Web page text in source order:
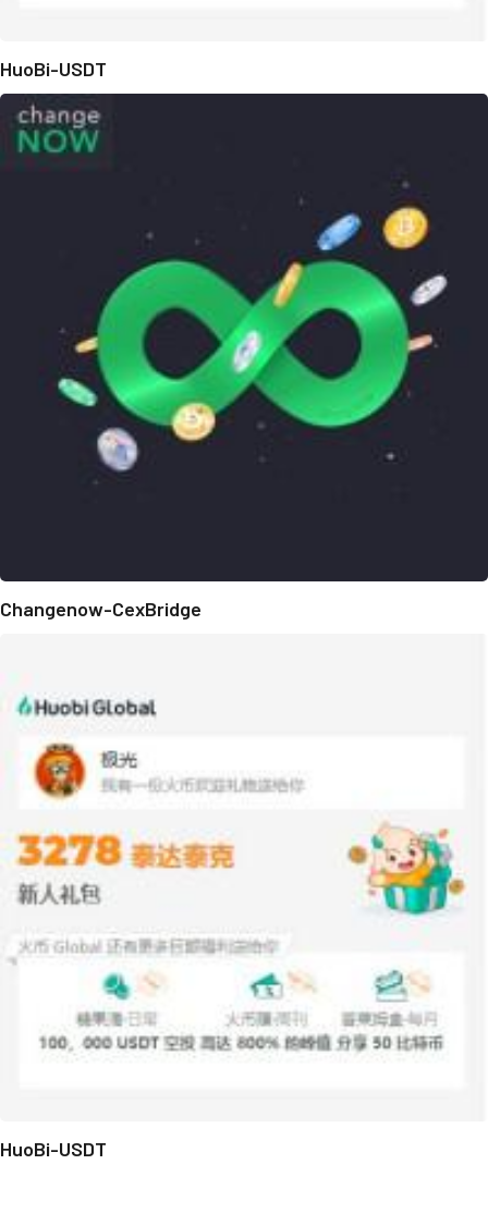
HuoBi-USDT
Changenow-CexBridge
HuoBi-USDT